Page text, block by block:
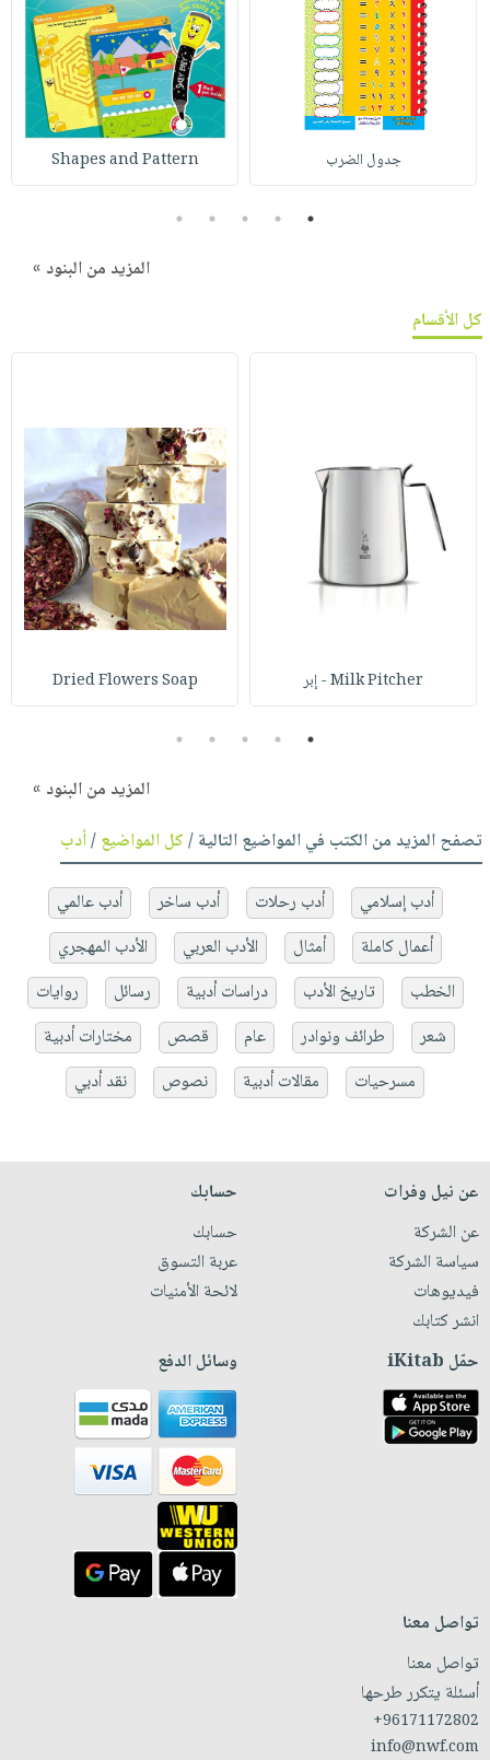
جدول الضرب Shapes and Pattern
1
2
3
4
5
المزيد من البنود »
كل الأقسام
Milk Pitcher - إبر Dried Flowers Soap
1
2
3
4
5
المزيد من البنود »
تصفح المزيد من الكتب في المواضيع التالية /كل المواضيع/أدب
أدب إسلامي أدب رحلات أدب ساخر
أدب عالمي
أعمال كاملة
أمثال الأدب العربي
الأدب المهجري
الخطب
تاريخ الأدب دراسات أدبية رسائل
روايات
شعر
طرائف ونوادر عام قصص
مختارات أدبية
مسرحيات
مقالات أدبية نصوص نقد أدبي
عن نيل وفرات
عن الشركة
سياسة الشركة
فيديوهات
انشر كتابك
حسابك
حسابك
عربة التسوق
لائحة الأمنيات
حمّل iKitab وسائل الدفع
تواصل معنا
تواصل معنا
أسئلة يتكرر طرحها
+96171172802
info@nwf.com